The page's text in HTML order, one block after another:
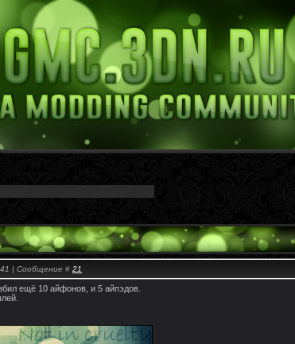
| Сообщение # 21
ещё 10 айфонов, и 5 айпэдов.